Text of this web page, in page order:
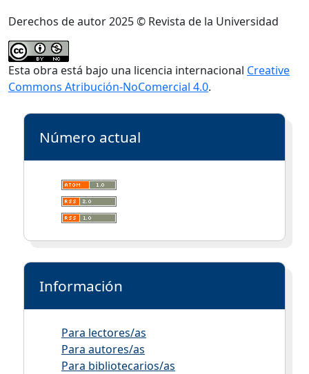
Derechos de autor 2025 © Revista de la Universidad
Esta obra está bajo una licencia internacional Creative
Commons Atribución-NoComercial 4.0.
Número actual
Información
Para lectores/as
Para autores/as
Para bibliotecarios/as